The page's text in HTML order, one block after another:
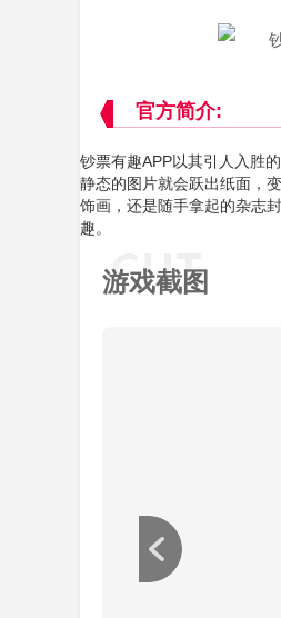
官方简介:
钞票有趣APP以其引人入胜
静态的图片就会跃出纸面，
饰画，还是随手拿起的杂志
趣。
游戏截图